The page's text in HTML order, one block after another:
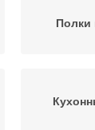
Полки